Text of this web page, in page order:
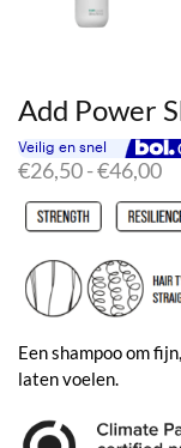
Add Power
€26,50-€46,00
Een shampoo om
laten voelen.